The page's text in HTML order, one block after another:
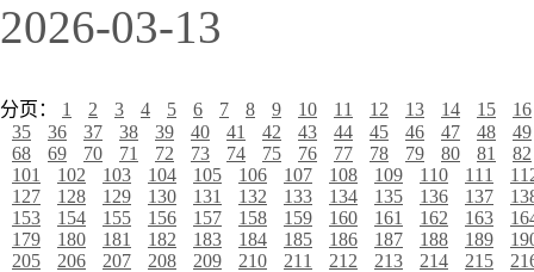
2026-03-13
分页： 1 2 3 4 5 6 7 8 9 10 11 12 13 14 15
16
35
36 37 38 39 40 41 42 43 44 45 46 47 48
49
68
69 70 71 72 73 74 75 76 77 78 79 80 81
82
101
102 103 104 105 106 107 108 109 110 111
127
128 129 130 131 132 133 134 135 136 137
153
154 155 156 157 158 159 160 161 162 163
179
180 181 182 183 184 185 186 187 188 189
205
206 207 208 209 210 211 212 213 214 215